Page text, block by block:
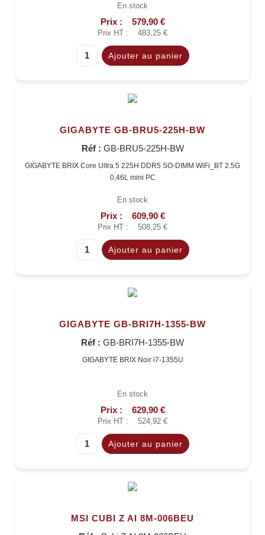
En stock
Prix : 579,90 €
Prix HT : 483,25 €
GIGABYTE GB-BRU5-225H-BW
Réf : GB-BRU5-225H-BW
GIGABYTE BRIX Core Ultra 5 225H DDR5 SO-DIMM WiFi_BT 2.5G
0,46L mini PC
En stock
Prix : 609,90 €
Prix HT : 508,25 €
GIGABYTE GB-BRI7H-1355-BW
Réf : GB-BRI7H-1355-BW
GIGABYTE BRIX Noir i7-1355U
En stock
Prix : 629,90 €
Prix HT : 524,92 €
MSI CUBI Z AI 8M-006BEU